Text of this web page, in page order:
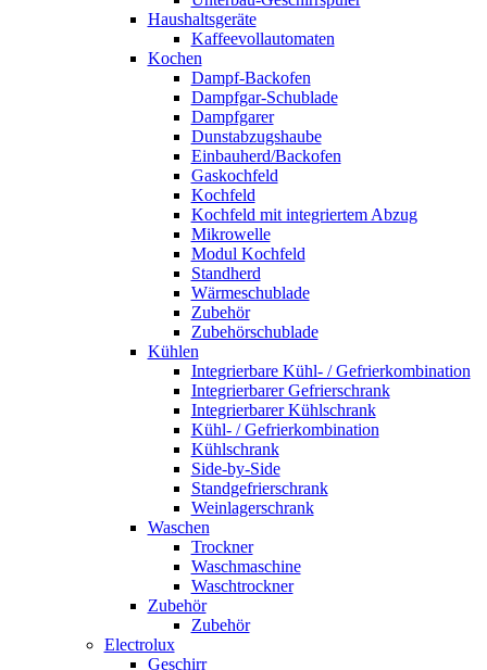
Haushaltsgeräte
Kaffeevollautomaten
Kochen
Dampf-Backofen
Dampfgar-Schublade
Dampfgarer
Dunstabzugshaube
Einbauherd/Backofen
Gaskochfeld
Kochfeld
Kochfeld mit integriertem Abzug
Mikrowelle
Modul Kochfeld
Standherd
Wärmeschublade
Zubehör
Zubehörschublade
Kühlen
Integrierbare Kühl- / Gefrierkombination
Integrierbarer Gefrierschrank
Integrierbarer Kühlschrank
Kühl- / Gefrierkombination
Kühlschrank
Side-by-Side
Standgefrierschrank
Weinlagerschrank
Waschen
Trockner
Waschmaschine
Waschtrockner
Zubehör
Zubehör
Electrolux
Geschirr